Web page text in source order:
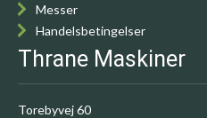
Messer
Handelsbetingelser
Thrane Maskiner
Torebyvej 60